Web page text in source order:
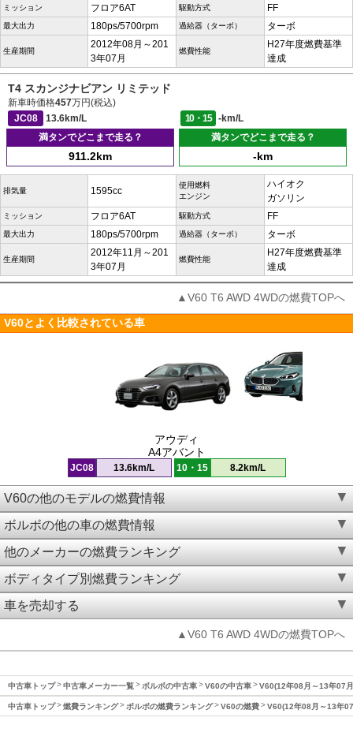
ミッション フロア6AT 駆動方式 FF
最大出力 180ps/5700rpm 過給器（ターボ） ターボ
生産期間
2012年08月～201
3年07月
燃費性能
H27年度燃費基準
達成
T4 スカンジナビアン リミテッド
新車時価格457万円(税込)
JC08
13.6km/L 10・15
-km/L
満タンでどこまで走る？
911.2km
満タンでどこまで走る？
-km
排気量 1595cc
使用燃料
エンジン
ハイオク
ガソリン
ミッション フロア6AT 駆動方式 FF
最大出力 180ps/5700rpm 過給器（ターボ） ターボ
生産期間
2012年11月～201
3年07月
燃費性能
H27年度燃費基準
達成
▲V60 T6 AWD 4WDの燃費TOPへ
V60とよく比較されている車
アウディ
A4アバント
JC08 13.6km/L 10・15 8.2km/L
V60の他のモデルの燃費情報
ボルボの他の車の燃費情報
他のメーカーの燃費ランキング
ボディタイプ別燃費ランキング
車を売却する
▲V60 T6 AWD 4WDの燃費TOPへ
中古車トップ 中古車メーカー一覧 ボルボの中古車 V60の中古車 V60(12年08月～13年07
中古車トップ 燃費ランキング ボルボの燃費ランキング V60の燃費 V60(12年08月～13年